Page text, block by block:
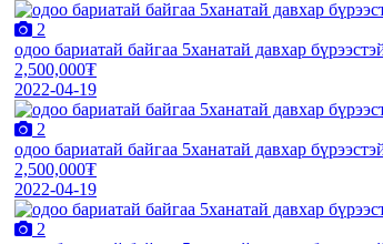
2
одоо бариатай байгаа 5ханатай давхар
2,500,000₮
2022-04-19
2
одоо бариатай байгаа 5ханатай давхар
2,500,000₮
2022-04-19
2